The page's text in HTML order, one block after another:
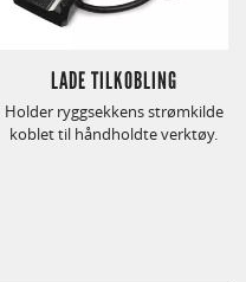
LADE TILKOBLING
Holder ryggsekkens strømkilde
koblet til håndholdte verktøy.